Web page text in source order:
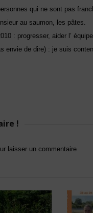
qui ne sont pas
au saumon, les pâtes.
: progresser, aider l’
envie de dire) : je suis
!
laisser un commentaire